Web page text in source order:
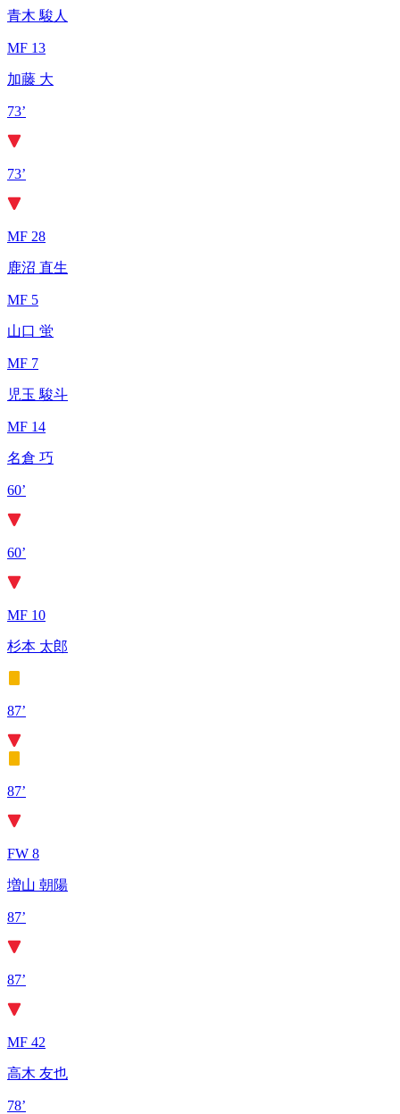
青木 駿人
MF 13
加藤 大
73’
73’
MF 28
鹿沼 直生
MF 5
山口 蛍
MF 7
児玉 駿斗
MF 14
名倉 巧
60’
60’
MF 10
杉本 太郎
87’
87’
FW 8
増山 朝陽
87’
87’
MF 42
高木 友也
78’